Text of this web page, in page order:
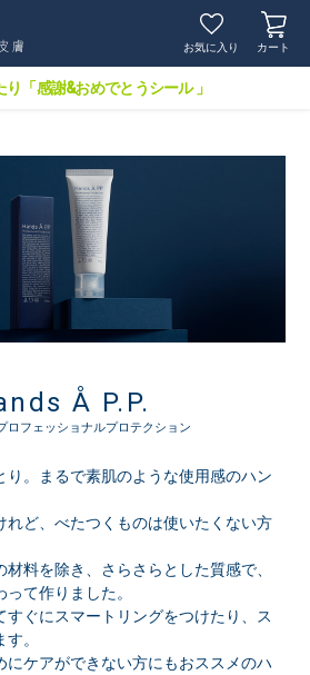
お気に入り カート
「感謝&おめでとうシール 」
Å P.P.
ロフェッショナルプロテクション
り。まるで素肌のような使用感のハン
れど、べたつくものは使いたくない⽅
材料を除き、さらさらとした質感で、
て作りました。
すぐにスマートリングをつけたり、ス
。
にケアができない方にもおススメのハ